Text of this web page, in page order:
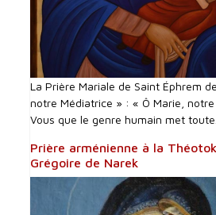
La Prière Mariale de Saint Éphrem
notre Médiatrice » : « Ô Marie,
Vous que le genre humain met toute...
Prière arménienne à la
Grégoire de Narek